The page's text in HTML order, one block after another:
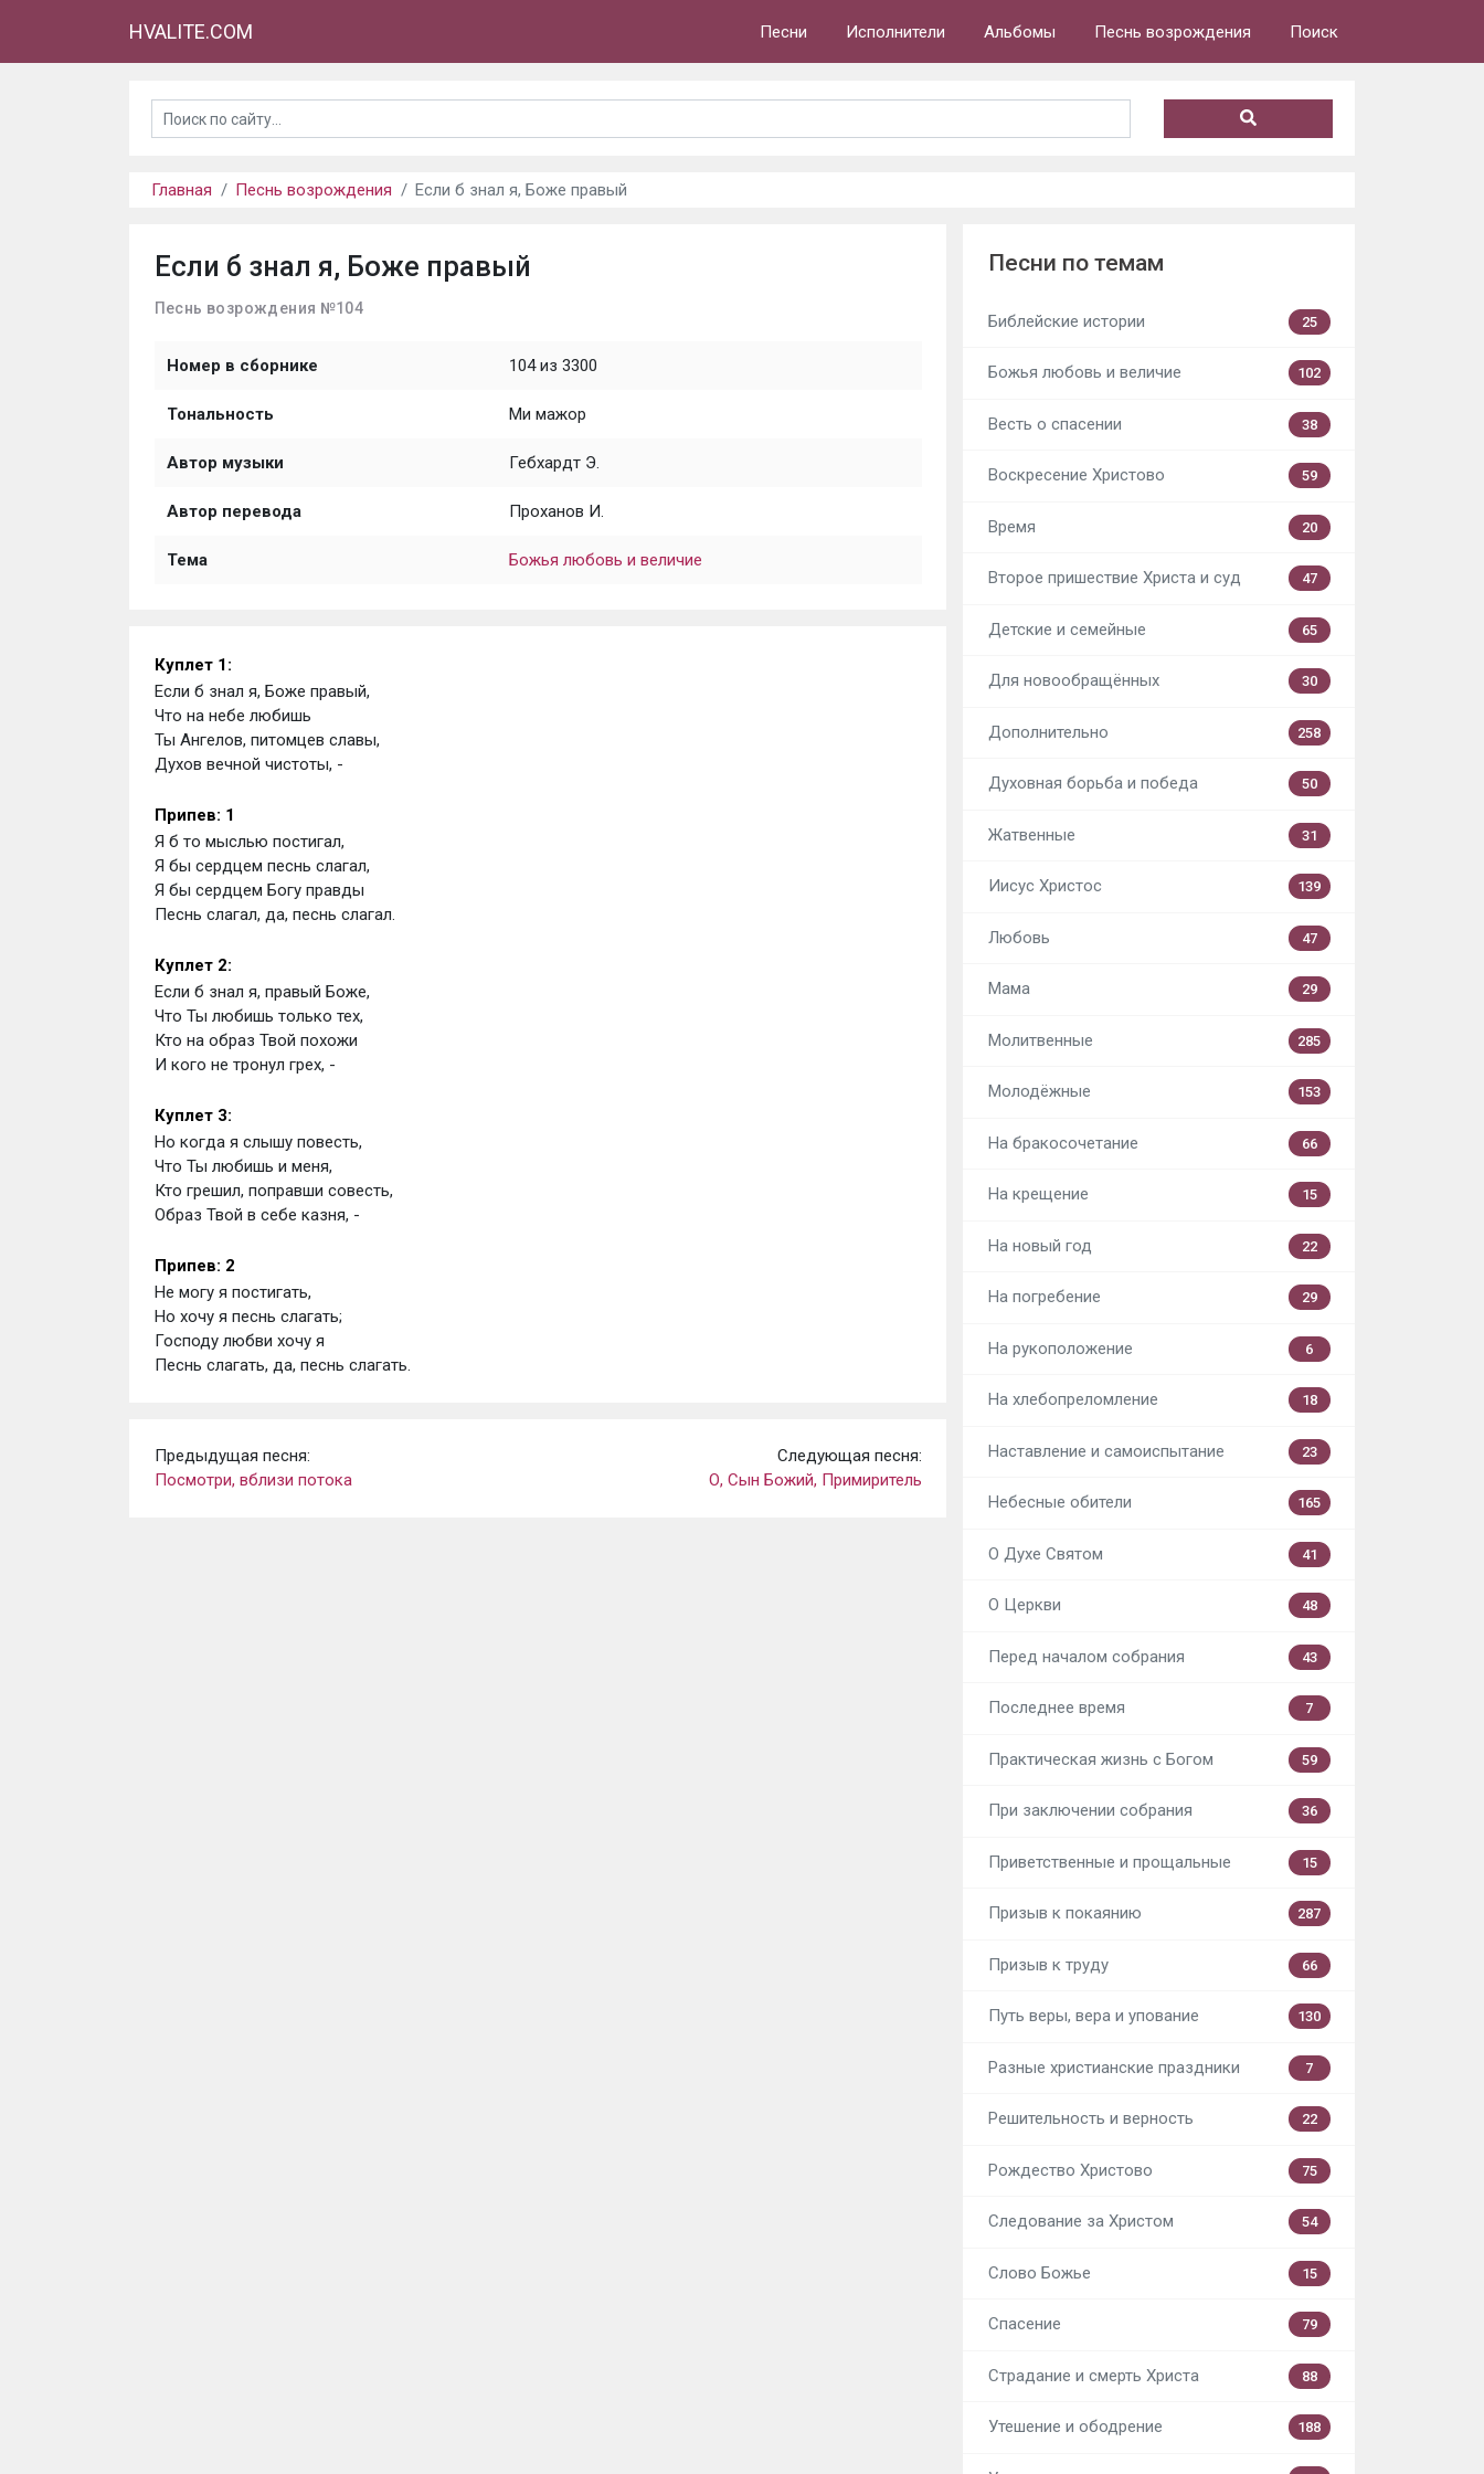
HVALITE.COM Песни Исполнители Альбомы Песнь возрождения Поиск
Главная Песнь возрождения Если б знал я, Боже правый
Если б знал я, Боже правый
Песнь возрождения №104
Номер в сборнике 104 из 3300
Тональность Ми мажор
Автор музыки Гебхардт Э.
Автор перевода Проханов И.
Тема Божья любовь и величие
Куплет 1:
Если б знал я, Боже правый,
Что на небе любишь
Ты Ангелов, питомцев славы,
Духов вечной чистоты, -
Припев: 1
Я б то мыслью постигал,
Я бы сердцем песнь слагал,
Я бы сердцем Богу правды
Песнь слагал, да, песнь слагал.
Куплет 2:
Если б знал я, правый Боже,
Что Ты любишь только тех,
Кто на образ Твой похожи
И кого не тронул грех, -
Куплет 3:
Но когда я слышу повесть,
Что Ты любишь и меня,
Кто грешил, поправши совесть,
Образ Твой в себе казня, -
Припев: 2
Не могу я постигать,
Но хочу я песнь слагать;
Господу любви хочу я
Песнь слагать, да, песнь слагать.
Предыдущая песня:
Посмотри, вблизи потока
Следующая песня:
О, Сын Божий, Примиритель
Песни по темам
Библейские истории 25
Божья любовь и величие 102
Весть о спасении 38
Воскресение Христово 59
Время 20
Второе пришествие Христа и суд 47
Детские и семейные 65
Для новообращённых 30
Дополнительно 258
Духовная борьба и победа 50
Жатвенные 31
Иисус Христос 139
Любовь 47
Мама 29
Молитвенные 285
Молодёжные 153
На бракосочетание 66
На крещение 15
На новый год 22
На погребение 29
На рукоположение 6
На хлебопреломление 18
Наставление и самоиспытание 23
Небесные обители 165
О Духе Святом 41
О Церкви 48
Перед началом собрания 43
Последнее время 7
Практическая жизнь с Богом 59
При заключении собрания 36
Приветственные и прощальные 15
Призыв к покаянию 287
Призыв к труду 66
Путь веры, вера и упование 130
Разные христианские праздники 7
Решительность и верность 22
Рождество Христово 75
Следование за Христом 54
Слово Божье 15
Спасение 79
Страдание и смерть Христа 88
Утешение и ободрение 188